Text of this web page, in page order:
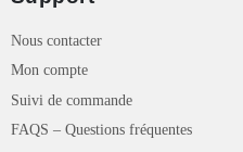
Nous contacter
Mon compte
Suivi de commande
FAQS – Questions fréquentes